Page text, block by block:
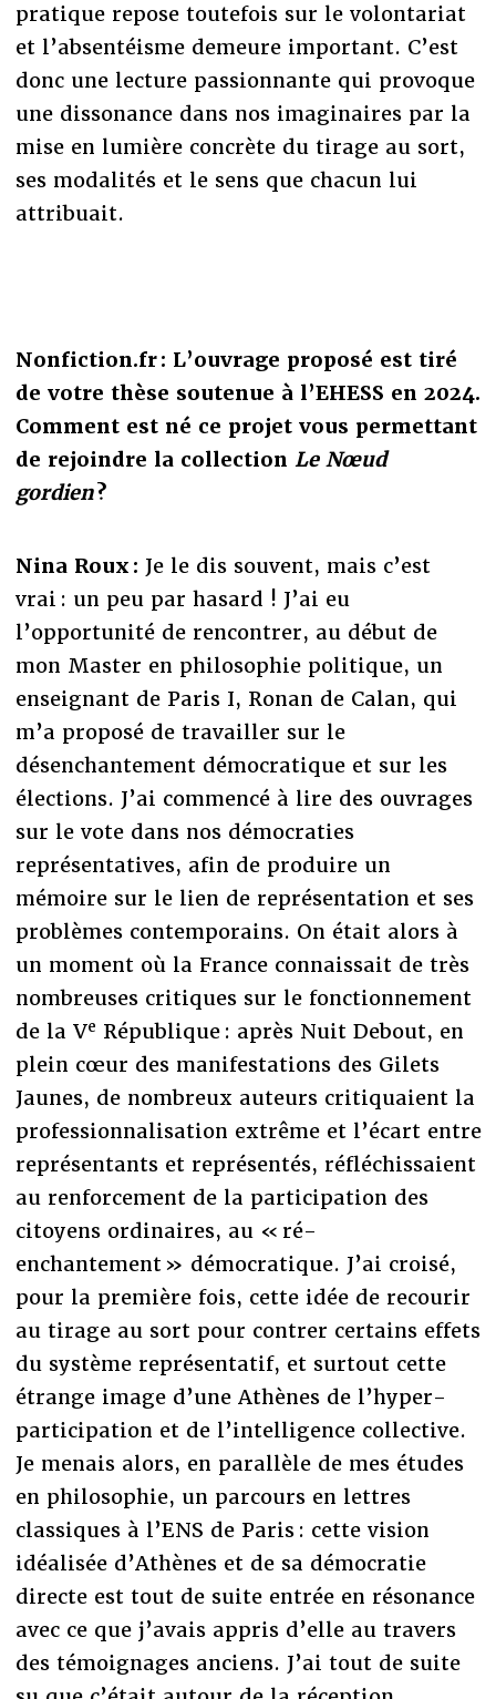
pratique repose toutefois sur le volontariat
et l’absentéisme demeure important. C’est
donc une lecture passionnante qui provoque
une dissonance dans nos imaginaires par la
mise en lumière concrète du tirage au sort,
ses modalités et le sens que chacun lui
attribuait.
Nonfiction.fr : L’ouvrage proposé est tiré
de votre thèse soutenue à l’EHESS en 2024.
Comment est né ce projet vous permettant
de rejoindre la collection Le Nœud
gordien?
Nina Roux : Je le dis souvent, mais c’est
vrai : un peu par hasard ! J’ai eu
l’opportunité de rencontrer, au début de
mon Master en philosophie politique, un
enseignant de Paris I, Ronan de Calan, qui
m’a proposé de travailler sur le
désenchantement démocratique et sur les
élections. J’ai commencé à lire des ouvrages
sur le vote dans nos démocraties
représentatives, afin de produire un
mémoire sur le lien de représentation et ses
problèmes contemporains. On était alors à
un moment où la France connaissait de très
nombreuses critiques sur le fonctionnement
de la Ve République : après Nuit Debout, en
plein cœur des manifestations des Gilets
Jaunes, de nombreux auteurs critiquaient la
professionnalisation extrême et l’écart entre
représentants et représentés, réfléchissaient
au renforcement de la participation des
citoyens ordinaires, au « ré-
enchantement » démocratique. J’ai croisé,
pour la première fois, cette idée de recourir
au tirage au sort pour contrer certains effets
du système représentatif, et surtout cette
étrange image d’une Athènes de l’hyper-
participation et de l’intelligence collective.
Je menais alors, en parallèle de mes études
en philosophie, un parcours en lettres
classiques à l’ENS de Paris : cette vision
idéalisée d’Athènes et de sa démocratie
directe est tout de suite entrée en résonance
avec ce que j’avais appris d’elle au travers
des témoignages anciens. J’ai tout de suite